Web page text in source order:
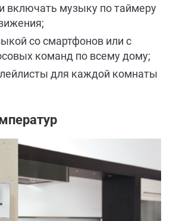
включать музыку по таймеру
со смартфонов или с
команд по всему дому;
для каждой комнаты